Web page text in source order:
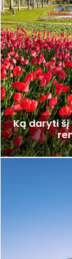
Ką daryti šį